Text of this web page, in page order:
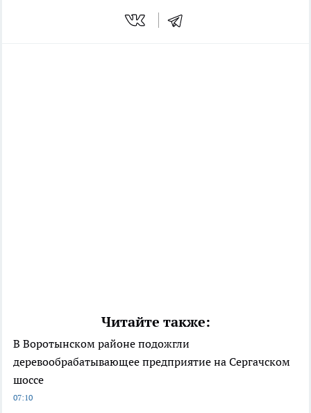
Читайте также:
В Воротынском районе подожгли
деревообрабатывающее предприятие на Сергачском
шоссе
07:10